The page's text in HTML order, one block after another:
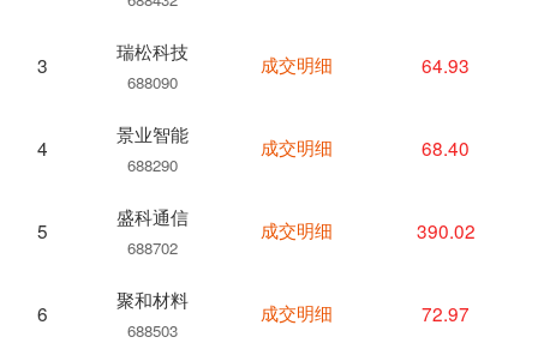
3
瑞松科技
688090
4
景业智能
688290
5
盛科通信
688702
6
聚和材料
688503
成交明细 64.93
成交明细 68.40
成交明细 390.02
成交明细 72.97